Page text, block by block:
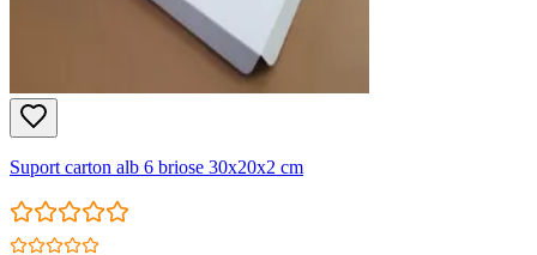
Suport carton alb 6 briose 30x20x2 cm